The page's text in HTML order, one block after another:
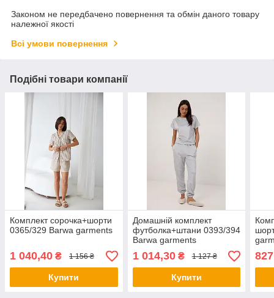
Законом не передбачено повернення та обмін даного товару
належної якості
Всі умови повернення
Подібні товари компанії
Комплект сорочка+шорти
0365/329 Barwa garments
1 040,40 ₴ 1 156 ₴
Купити
Домашній комплект
футболка+штани 0393/394
Barwa garments
1 014,30₴ 1 127 ₴
Купити